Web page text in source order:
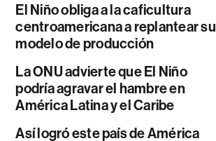
El Niño obliga a la caficultura
centroamericana a replantear su
modelo de producción
La ONU advierte que El Niño
podría agravar el hambre en
América Latina y el Caribe
Así logró este país de América